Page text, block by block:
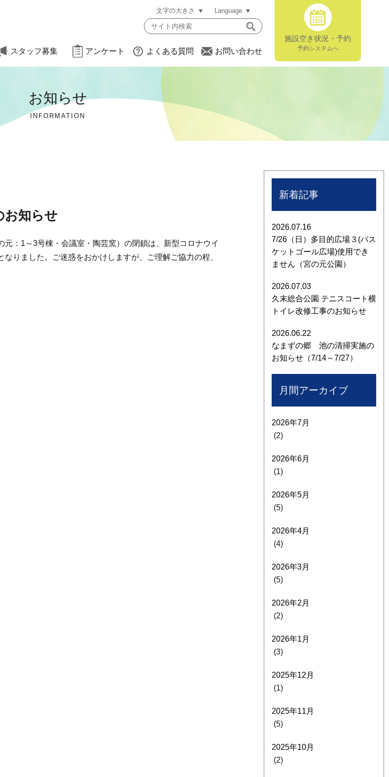
文字の大きさ Language
スタッフ募集 アンケート よくある質問 お問い合わせ
施設空き状況・予約
予約システムへ
お知らせ
INFORMATION
お知らせ
：1～3号棟・会議室・陶芸窯）の閉鎖は、新型コロナウイ
りました。ご迷惑をおかけしますが、ご理解ご協力の程、
新着記事
2026.07.16
7/26（日）多目的広場３(バス
ケットゴール広場)使用でき
ません（宮の元公園）
2026.07.03
久末総合公園 テニスコート横
トイレ改修工事のお知らせ
2026.06.22
なまずの郷 池の清掃実施の
お知らせ（7/14～7/27）
月間アーカイブ
2026年7月
(2)
2026年6月
(1)
2026年5月
(5)
2026年4月
(4)
2026年3月
(5)
2026年2月
(2)
2026年1月
(3)
2025年12月
(1)
2025年11月
(5)
2025年10月
(2)